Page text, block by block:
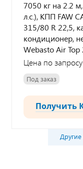
7050 кг на 2.2
л.с.), КПП FAW
315/80 R 22,5,
кондиционер,
Webasto Air
Цена по запросу
Под заказ
Получить